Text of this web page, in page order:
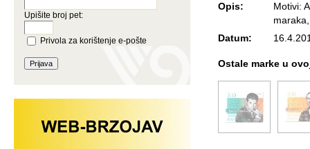
Upišite broj pet:
Privola za korištenje e-pošte
Opis:
Motivi:
Datum:
Ostale marke u